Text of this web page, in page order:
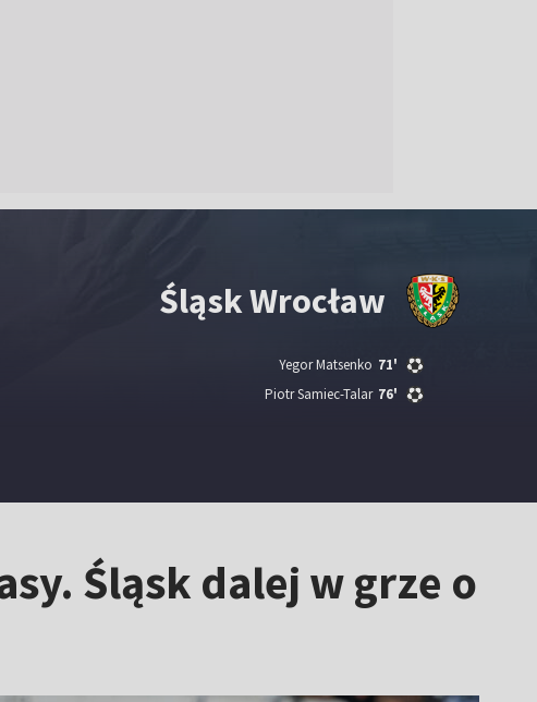
Śląsk Wrocław
71'
Yegor Matsenko
76'
Piotr Samiec-Talar
Śląsk dalej w grze o